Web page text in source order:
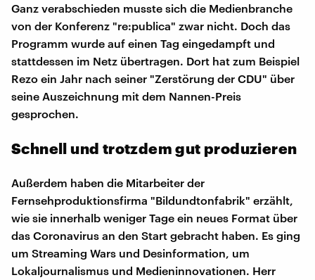
Ganz verabschieden musste sich die Medienbranche
von der Konferenz "re:publica" zwar nicht. Doch das
Programm wurde auf einen Tag eingedampft und
stattdessen im Netz übertragen. Dort hat zum Beispiel
Rezo ein Jahr nach seiner "Zerstörung der CDU" über
seine Auszeichnung mit dem Nannen-Preis
gesprochen.
Schnell und trotzdem gut produzieren
Außerdem haben die Mitarbeiter der
Fernsehproduktionsfirma "Bildundtonfabrik" erzählt,
wie sie innerhalb weniger Tage ein neues Format über
das Coronavirus an den Start gebracht haben. Es ging
um Streaming Wars und Desinformation, um
Lokaljournalismus und Medieninnovationen. Herr